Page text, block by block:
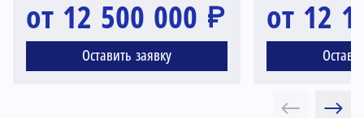
от 12 500 000 ₽
Оставить заявку
от 12